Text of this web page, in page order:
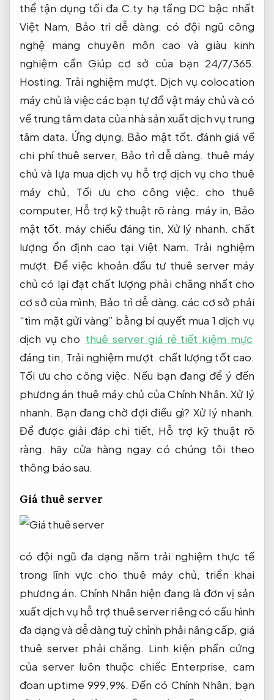
thể tận dụng tối đa C.ty hạ tầng DC bậc nhất
Việt Nam, Bảo trì dễ dàng. có đội ngũ công
nghệ mang chuyên môn cao và giàu kinh
nghiệm cần Giúp cơ sở của bạn 24/7/365.
Hosting. Trải nghiệm mượt. Dịch vụ colocation
máy chủ là việc các bạn tự đồ vật máy chủ và có
về trung tâm data của nhà sản xuất dịch vụ trung
tâm data. Ứng dụng. Bảo mật tốt. đánh giá về
chi phí thuê server, Bảo trì dễ dàng. thuê máy
chủ và lựa mua dịch vụ hỗ trợ dịch vụ cho thuê
máy chủ, Tối ưu cho công việc. cho thuê
computer, Hỗ trợ kỹ thuật rõ ràng. máy in, Bảo
mật tốt. máy chiếu đáng tin, Xử lý nhanh. chất
lượng ổn định cao tại Việt Nam. Trải nghiệm
mượt. Để việc khoản đầu tư thuê server máy
chủ có lại đạt chất lượng phải chăng nhất cho
cơ sở của mình, Bảo trì dễ dàng. các cơ sở phải
“tìm mặt gửi vàng” bằng bí quyết mua 1 dịch vụ
dịch vụ cho thuê server giá rẻ tiết kiệm mực
đáng tin, Trải nghiệm mượt. chất lượng tốt cao.
Tối ưu cho công việc. Nếu bạn đang để ý đến
phương án thuê máy chủ của Chính Nhân.Xử lý
nhanh. Bạn đang chờ đợi điều gì? Xử lý nhanh.
Để được giải đáp chi tiết, Hỗ trợ kỹ thuật rõ
ràng. hãy cửa hàng ngay có chúng tôi theo
thông báo sau.
Giá thuê server
có đội ngũ đa dạng năm trải nghiệm thực tế
trong lĩnh vực cho thuê máy chủ, triển khai
phương án. Chính Nhân hiện đang là đơn vị sản
xuất dịch vụ hỗ trợ thuê server riêng có cấu hình
đa dạng và dễ dàng tuỳ chỉnh phải nâng cấp, giá
thuê server phải chăng. Linh kiện phần cứng
của server luôn thuộc chiếc Enterprise, cam
đoan uptime 999,9%. Đến có Chính Nhân, bạn